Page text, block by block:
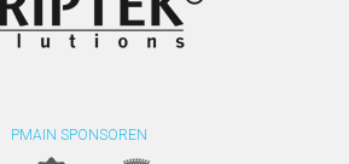
PMAIN SPONSOREN